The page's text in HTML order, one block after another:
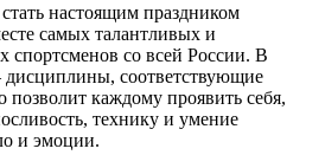
настоящим праздником
самых талантливых и
спортсменов со всей России. В
дисциплины, соответствующие
позволит каждому проявить себя,
технику и умение
и эмоции.